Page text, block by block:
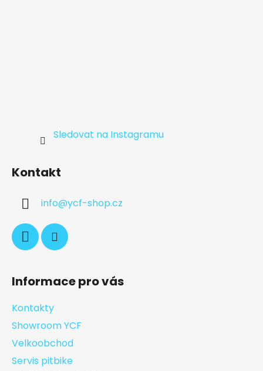
Sledovat na Instagramu
Kontakt
info@ycf-shop.cz
Informace pro vás
Kontakty
Showroom YCF
Velkoobchod
Servis pitbike